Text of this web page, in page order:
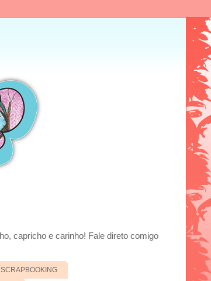
capricho e carinho! Fale direto comigo